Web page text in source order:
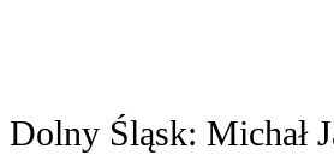
Dolny Śląsk: Michał